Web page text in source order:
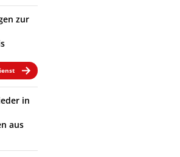
zur
in
aus